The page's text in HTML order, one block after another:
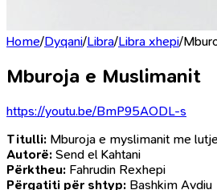
Home/Dyqani/Libra/Libra xhepi/
Mburoja e Muslimanit
https://youtu.be/BmP95AODL-s
Titulli: Mburoja e myslimanit me
Autorë: Send el Kahtani
Përktheu: Fahrudin Rexhepi
Përgatiti për shtyp: Bashkim Avdiu